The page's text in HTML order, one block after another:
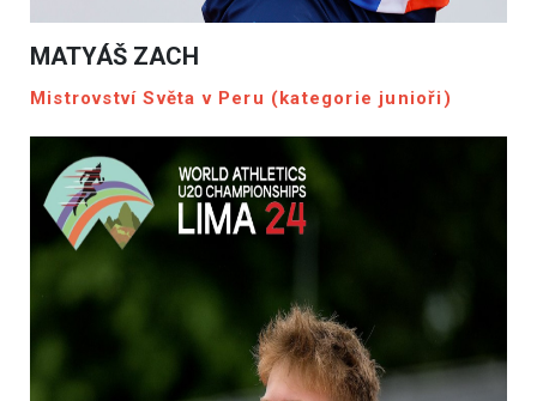
MATYÁŠ ZACH
Mistrovství Světa v Peru (kategorie junioři)